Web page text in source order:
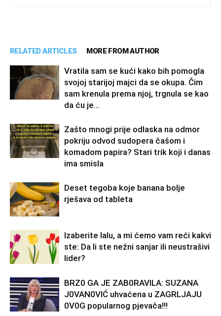
RELATED ARTICLES MORE FROM AUTHOR
Vratila sam se kući kako bih pomogla
svojoj starijoj majci da se okupa. Čim
sam krenula prema njoj, trgnula se kao
da ću je...
Zašto mnogi prije odlaska na odmor
pokriju odvod sudopera čašom i
komadom papira? Stari trik koji i danas
ima smisla
Deset tegoba koje banana bolje
rješava od tableta
Izaberite lalu, a mi ćemo vam reći kakvi
ste: Da li ste nežni sanjar ili neustrašivi
lider?
BRZ0 GA JE ZAB0RAVlLA: SUZANA
J0VAN0VIĆ uhvaćena u ZAGRLJAJU
0V0G popularnog pjevača!!!